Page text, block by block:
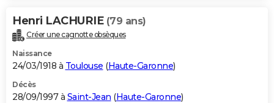
Henri LACHURIE (79 ans)
Créer une cagnotte obsèques
Naissance
24/03/1918 à Toulouse (Haute-Garonne)
Décès
28/09/1997 à Saint-Jean (Haute-Garonne)